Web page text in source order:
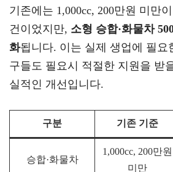
기존에는 1,000cc, 200만원 미만
건이었지만, 소형 승합·화물차
화됩니다. 이는 실제 생업에 필요
구들도 필요시 적절한 지원을 받
실적인 개선입니다.
구분 기존 기준
승합·화물차
1,000cc, 200만원
미만